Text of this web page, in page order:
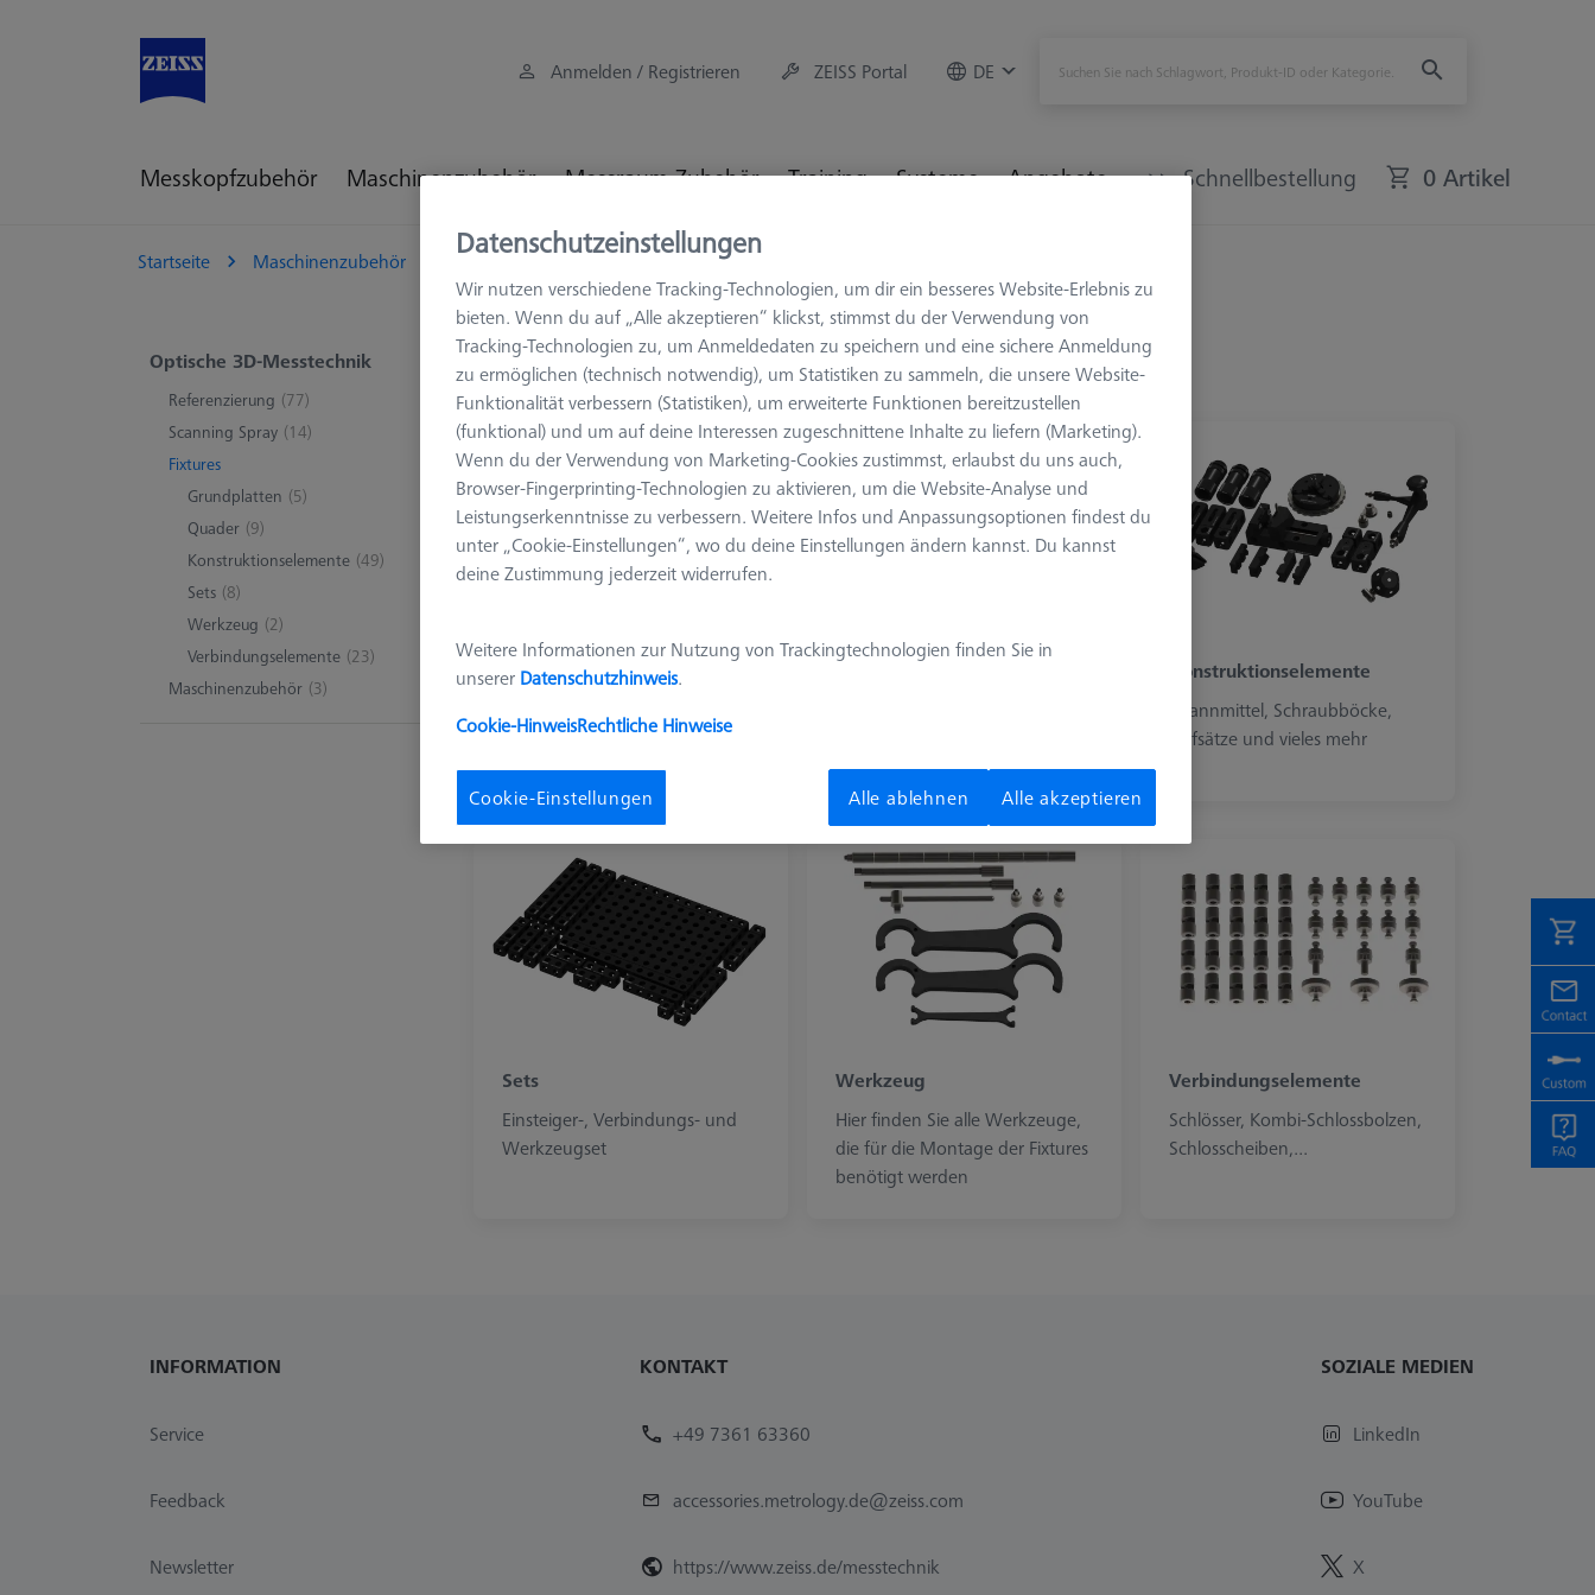
Anmelden / Registrieren ZEISS Portal DE
Messkopfzubehör Maschinenzubehör Messraum-Zubehör Training Systeme Angebote Schnellbestellung 0 Artikel
Startseite Maschinenzubehör Optische 3D-Messtechnik Fixtures
Optische 3D-Messtechnik
Referenzierung (77)
Scanning Spray (14)
Fixtures
Grundplatten (5)
Quader (9)
Konstruktionselemente (49)
Sets (8)
Werkzeug (2)
Verbindungselemente (23)
Maschinenzubehör (3)
Fixtures
Grundplatten
Konstruktionselemente und Sets
Quader
Konstruktionselemente
Spannmittel, Schraubböcke,
Aufsätze und vieles mehr
Sets
Einsteiger-, Verbindungs- und
Werkzeugset
Werkzeug
Hier finden Sie alle Werkzeuge,
die für die Montage der Fixtures
benötigt werden
Verbindungselemente
Schlösser, Kombi-Schlossbolzen,
Schlosscheiben,...
INFORMATION
Service
Feedback
Newsletter
KONTAKT
+49 7361 63360
accessories.metrology.de@zeiss.com
https://www.zeiss.de/messtechnik
SOZIALE MEDIEN
LinkedIn
YouTube
X
Datenschutzeinstellungen
Wir nutzen verschiedene Tracking-Technologien, um dir ein besseres Website-Erlebnis zu
bieten. Wenn du auf „Alle akzeptieren“ klickst, stimmst du der Verwendung von
Tracking-Technologien zu, um Anmeldedaten zu speichern und eine sichere Anmeldung
zu ermöglichen (technisch notwendig), um Statistiken zu sammeln, die unsere Website-
Funktionalität verbessern (Statistiken), um erweiterte Funktionen bereitzustellen
(funktional) und um auf deine Interessen zugeschnittene Inhalte zu liefern (Marketing).
Wenn du der Verwendung von Marketing-Cookies zustimmst, erlaubst du uns auch,
Browser-Fingerprinting-Technologien zu aktivieren, um die Website-Analyse und
Leistungserkenntnisse zu verbessern. Weitere Infos und Anpassungsoptionen findest du
unter „Cookie-Einstellungen“, wo du deine Einstellungen ändern kannst. Du kannst
deine Zustimmung jederzeit widerrufen.
Weitere Informationen zur Nutzung von Trackingtechnologien finden Sie in
unserer Datenschutzhinweis.
Cookie-HinweisRechtliche Hinweise
Cookie-Einstellungen Alle ablehnen Alle akzeptieren